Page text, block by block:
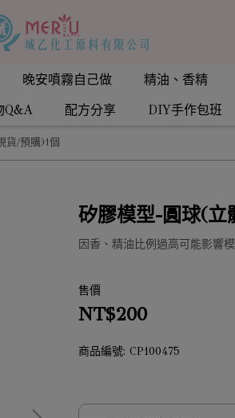
晚安噴霧自己做 精油、香精
Q&A 配方分享 DIY手作包班
貨/預購)1個
矽膠模型-圓球(立
因香、精油比例過高可能影響
售價
NT$200
商品編號: CP100475